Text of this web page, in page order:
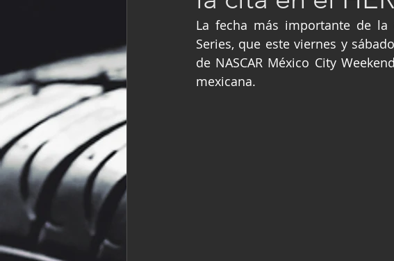
NASCAR México
La fecha más importante de la
Series, que este viernes y
de NASCAR México City
mexicana.